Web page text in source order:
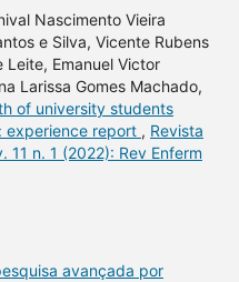
Nascimento Vieira
e Silva, Vicente Rubens
Leite, Emanuel Victor
Larissa Gomes Machado,
of university students
experience report , Revista
11 n. 1 (2022): Rev Enferm
avançada por